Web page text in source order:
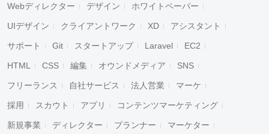
Webディレクター デザイン ホワイトペーパー
UIデザイン クライアントワーク XD アシスタント
サポート Git スタートアップ Laravel EC2
HTML CSS 編集 オウンドメディア SNS
フリーランス 自社サービス 法人営業 マーケ
採用 スカウト アプリ コンテンツマーケティング
新規事業 ディレクター プランナー マーケター